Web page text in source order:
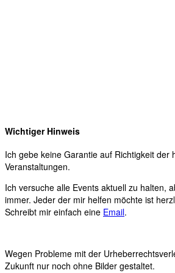
Wichtiger Hinweis
Ich gebe keine Garantie auf Richtigkeit der
Veranstaltungen.
Ich versuche alle Events aktuell zu halten,
immer. Jeder der mir helfen möchte ist
Schreibt mir einfach eine Email.
Wegen Probleme mit der
Zukunft nur noch ohne Bilder gestaltet.